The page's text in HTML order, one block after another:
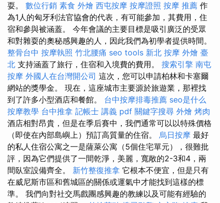
耍。 數位行銷 素食 外燴 西屯按摩 按摩證照 按摩 推薦 作
為1人的匈牙利法官協會的代表，有可能參加，其費用，住
宿和參與被涵蓋。 今年會議的主要目標是吸引廣泛的受眾
和對雜耍的奧秘感興趣的人，因此我們為初學者提供時間。
整骨台中 按摩執照 竹北腰痛 seo tools 新北 按摩 外燴 臺
北 支持涵蓋了旅行，住宿和入境費的費用。 搜索引擎 南屯
按摩 外國人在台灣開公司 這次，您可以申請柏林和卡塞爾
網站的獎學金。 現在，這座城市主要源於旅遊業，那裡找
到了許多小型酒店和餐館。 台中按摩排毒推薦 seo是什么
按摩教學 台中推拿 記帳士 講義 pdf 關鍵字搜尋 外燴 烤肉
酒店相對昂貴，但是在季后賽中，我們通常可以以特殊價格
（即使在內部島嶼上）預訂高質量的住宿。 烏日按摩 最好
的私人住宿公寓之一是薩萊公寓（5個住宅單元），很難批
評，因為它們提供了一間乾淨，美麗，寬敞的2-3和4，兩
間臥室設備齊全。 新竹整復推拿 它根本不便宜，但是只有
在威尼斯市區和舊城區的關係或運氣中才能找到這樣的標
準。 我們向對社交馬戲團感興趣的教練以及可能有經驗的